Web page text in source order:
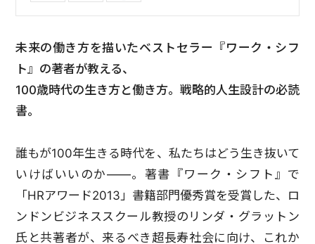
未来の働き方を描いたベストセラー『ワーク・シフ
ト』の著者が教える、
100歳時代の生き方と働き方。戦略的人生設計の必読
書。
誰もが100年生きる時代を、私たちはどう生き抜いて
いけばいいのか――。著書『ワーク・シフト』で
「HRアワード2013」書籍部門優秀賞を受賞した、ロ
ンドンビジネススクール教授のリンダ・グラットン
氏と共著者が、来るべき超長寿社会に向け、これか